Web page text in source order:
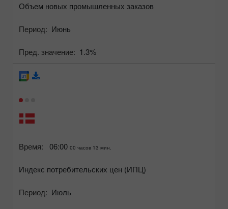
Объем новых промышленных заказов
Период: Июнь
Пред. значение: 1.3%
Время: 06:00 00 часов 13 мин.
Индекс потребительских цен (ИПЦ)
Период: Июль